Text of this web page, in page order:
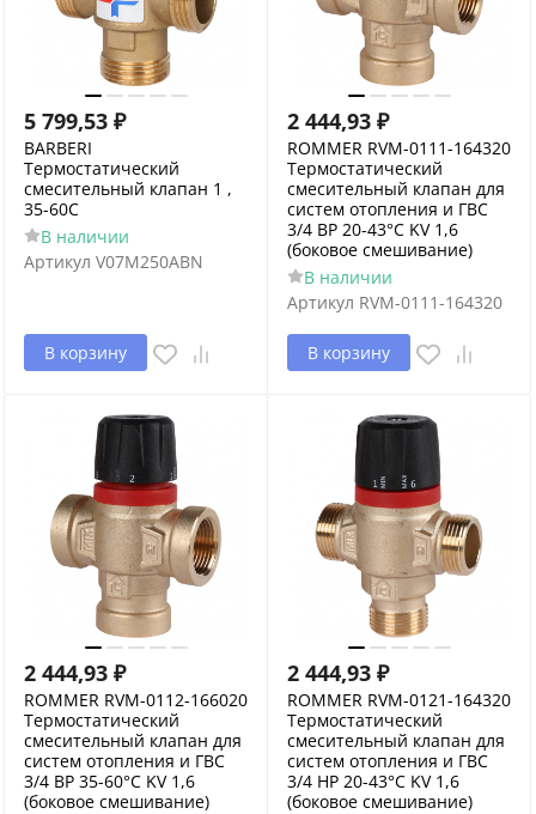
5 799,53 ₽
BARBERI
Термостатический
смесительный клапан 1 ,
35-60C
В наличии
Артикул V07M250ABN
В корзину
2 444,93 ₽
ROMMER RVM-0111-164320
Термостатический
смесительный клапан для
систем отопления и ГВС
3/4 ВР 20-43°С KV 1,6
(боковое смешивание)
В наличии
Артикул RVM-0111-164320
В корзину
2 444,93 ₽
ROMMER RVM-0112-166020
Термостатический
смесительный клапан для
систем отопления и ГВС
3/4 ВР 35-60°С KV 1,6
(боковое смешивание)
2 444,93 ₽
ROMMER RVM-0121-164320
Термостатический
смесительный клапан для
систем отопления и ГВС
3/4 НР 20-43°С KV 1,6
(боковое смешивание)